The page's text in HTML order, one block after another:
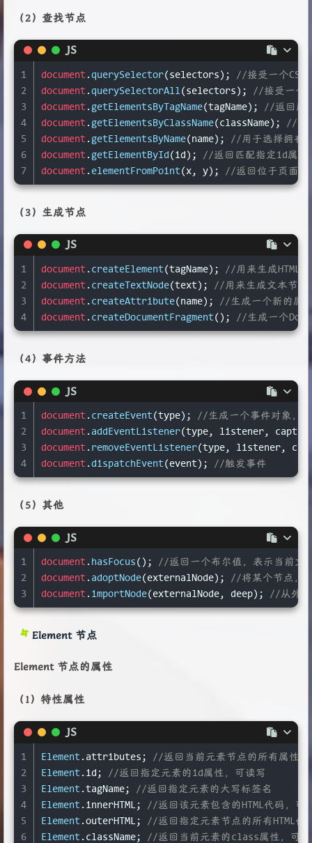
23
25
26
27
28
document
document
//返回当前文档的状态
document.designMode; //控制当前文档是否可编辑，可
document .compatMode; //返回浏览器处理文档的模式
document .cookie; //用来操作Cookie
（2）查找节点
JS
1
2
3
4
5
6
7
document . querySelector(selectors);
//接受一个CSS
document . querySelectorAll (selectors);
//接受一个
document . getElementsByTagName(tagName);
//返回所
document . getElementsByClassName(className);
//返
document . getElementsByName(name);
//用于选择拥有
document . getElementById (id);
//返回匹配指定id属性
document . elementFromPoint (x, y); //返回位于页面指
（3）生成节点
JS
1
2
3
4
document . createElement (tagName); //用来生成HTML
document . createTextNode(text); //用来生成文本节点
document . createAttribute(name); //生成一个新的属
document . createDocumentFragment (); //生成一个
（4）事件方法
JS
1
2
3
4
document . createEvent (type); //生成一个事件对象，
document . addEventListener(type, listener,
document . removeEventListener(type, listener,
document .dispatchEvent (event); //触发事件
（5）其他
JS
1
2
3
document . hasFocus (); //返回一个布尔值，表示当前文
document . adoptNode(externalNode); //将某个节点，
document . importNode(externalNode, deep); //从外部
Element 节点
Element 节点的属性
（1）特性属性
JS
1
2
3
4
5
6
Element . attributes ;
//返回当前元素节点的所有属性节
Element . id ;
//返回指定元素的id属性，可读写
Element . tagName ;
//返回指定元素的大写标签名
Element . innerHTML ;
//返回该元素包含的HTML代码，可
Element . outerHTML ;
//返回指定元素节点的所有HTML
Element . className ; //返回当前元素的class属性，可